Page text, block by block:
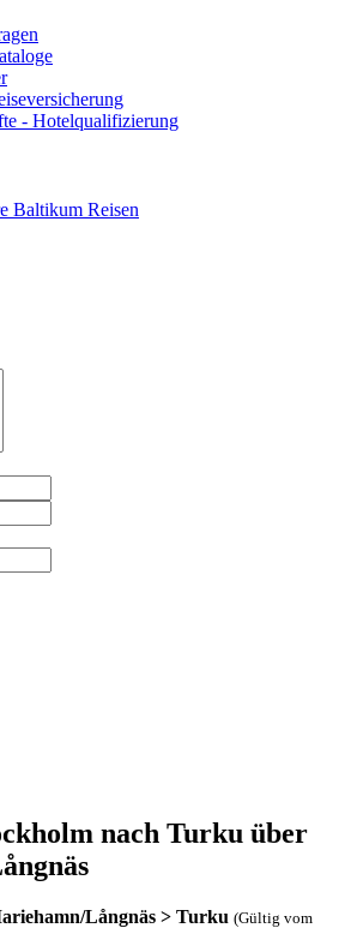
- Hotelqualifizierung
Baltikum Reisen
nach Turku über
Långnäs > Turku (Gültig vom